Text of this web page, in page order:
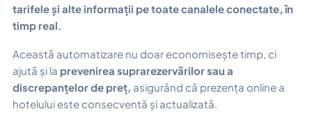
tarifele și alte informații pe toate canalele conectate, în
timp real.
Această automatizare nu doar economisește timp, ci
ajută și la prevenirea suprarezervărilor sau a
discrepanțelor de preț, asigurând că prezența online a
hotelului este consecventă și actualizată.